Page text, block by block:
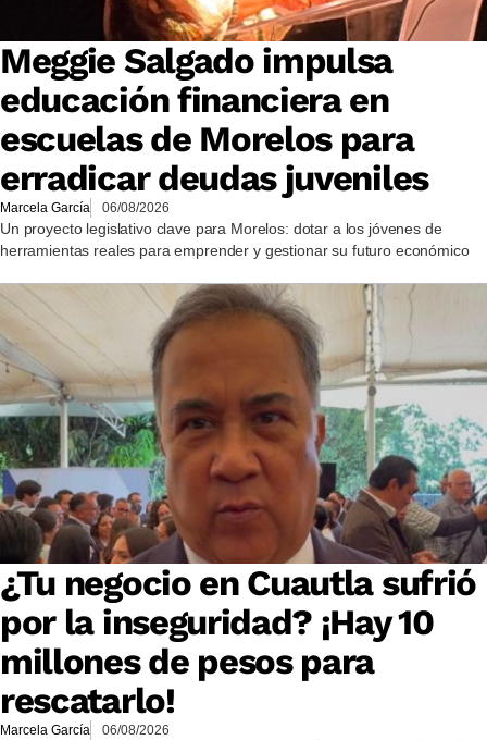
Meggie Salgado impulsa
educación financiera en
escuelas de Morelos para
erradicar deudas juveniles
Marcela García 06/08/2026
Un proyecto legislativo clave para Morelos: dotar a los jóvenes de
herramientas reales para emprender y gestionar su futuro económico
¿Tu negocio en Cuautla sufrió
por la inseguridad? ¡Hay 10
millones de pesos para
rescatarlo!
Marcela García 06/08/2026